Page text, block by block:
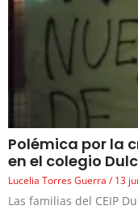
Polémica por la
en el colegio
Lucelia Torres Guerra 13
Las familias del CEIP